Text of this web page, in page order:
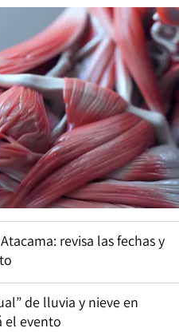
revisa las fechas y
de lluvia y nieve en
el evento